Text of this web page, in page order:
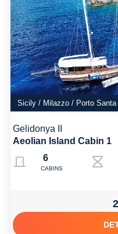
Sicily / Milazzo / Porto
Gelidonya II
Aeolian Island Cabin 1
6
CABINS